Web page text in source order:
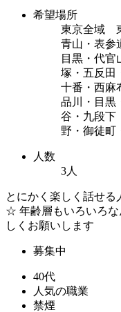
希望場所
東京全域
青山・表
目黒・代
塚・五反
十番・西
品川・目黒
谷・九段
野・御徒町
人数
3人
とにかく楽しく話せ
☆ 年齢層もいろいろな
しくお願いします
募集中
40代
人気の職業
禁煙